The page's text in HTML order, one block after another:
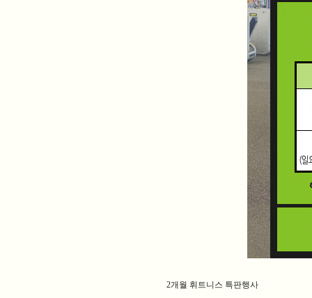
2개월 휘트니스 특판행사